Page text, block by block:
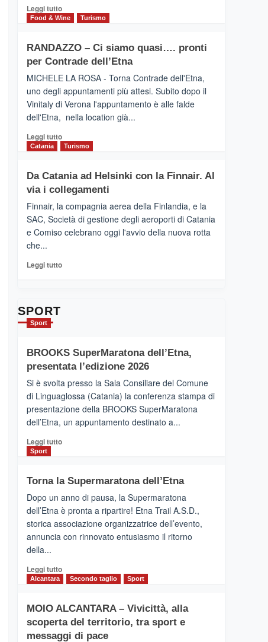
PRESENTA
IL
SUMMER
BOOK
CLUB
Leggi tuttoLeggi
di
VIAGRANDE
(Ct)
–
presenta
“Vino
&
2026”.
Le
dell’enoturismo
sull’Etna
Food & Wine Turismo
RANDAZZO – Ci siamo quasi…. pronti
per Contrade dell’Etna
MICHELE LA ROSA - Torna Contrade dell'Etna,
uno degli appuntamenti più attesi. Subito dopo il
Vinitaly di Verona l'appuntamento è alle falde
dell'Etna, nella location già...
Leggi tuttoLeggi
di
RANDAZZO
–
siamo
quasi….
pronti
dell’Etna
Catania Turismo
Da Catania ad Helsinki con la Finnair. Al
via i collegamenti
Finnair, la compagnia aerea della Finlandia, e la
SAC, Società di gestione degli aeroporti di Catania
e Comiso celebrano oggi l'avvio della nuova rotta
che...
Leggi tuttoLeggi
con
la
Al
via
i
collegamenti
SPORT
Sport
BROOKS SuperMaratona dell’Etna,
presentata l’edizione 2026
Si è svolta presso la Sala Consiliare del Comune
di Linguaglossa (Catania) la conferenza stampa di
presentazione della BROOKS SuperMaratona
dell’Etna, un appuntamento destinato a...
Leggi tuttoLeggi
BROOKS
SuperMaratona
dell’Etna,
presentata
l’edizione
2026
Sport
Torna la Supermaratona dell’Etna
Dopo un anno di pausa, la Supermaratona
dell’Etna è pronta a ripartire! Etna Trail A.S.D.,
storica associazione organizzatrice dell’evento,
annuncia con rinnovato entusiasmo il ritorno
della...
Leggi tuttoLeggi
Torna
la
Supermaratona
Alcantara Secondo taglio Sport
MOIO ALCANTARA – Vivicittà, alla
scoperta del territorio, tra sport e
messaggi di pace